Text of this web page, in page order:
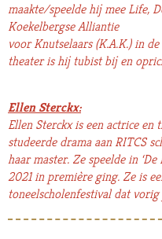
maakte/speelde hij mee Life,
Koekelbergse Alliantie
voor Knutselaars (K.A.K.) in
theater is hij tubist bij en
Ellen Sterckx:
Ellen Sterckx is een actrice en
studeerde drama aan RITCS
haar master. Ze speelde in
2021 in première ging. Ze is
toneelscholenfestival dat